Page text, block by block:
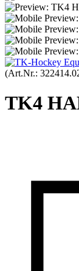
(Art.Nr.:
TK4